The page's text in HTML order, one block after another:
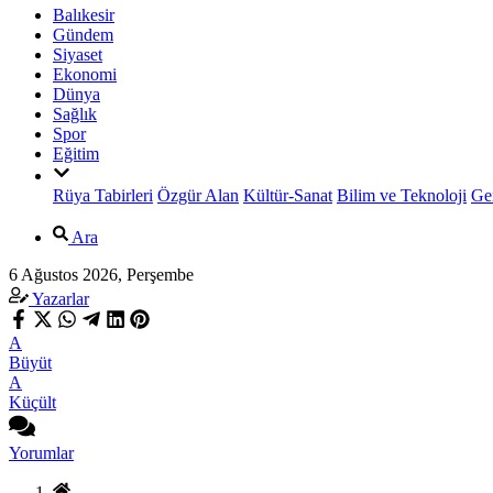
Balıkesir
Gündem
Siyaset
Ekonomi
Dünya
Sağlık
Spor
Eğitim
Rüya Tabirleri Özgür Alan Kültür-Sanat Bilim ve Teknoloji
Ara
6 Ağustos 2026, Perşembe
Yazarlar
A
Büyüt
A
Küçült
Yorumlar